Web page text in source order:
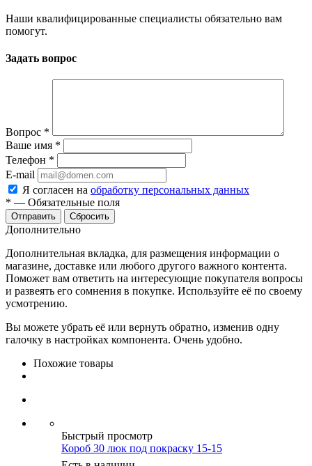
Наши квалифицированные специалисты обязательно вам
помогут.
Задать вопрос
Вопрос *
Ваше имя *
Телефон *
E-mail
Я согласен на обработку персональных данных
* — Обязательные поля
Сбросить
Дополнительно
Дополнительная вкладка, для размещения информации о
магазине, доставке или любого другого важного контента.
Поможет вам ответить на интересующие покупателя вопросы
и развеять его сомнения в покупке. Используйте её по своему
усмотрению.
Вы можете убрать её или вернуть обратно, изменив одну
галочку в настройках компонента. Очень удобно.
Похожие товары
Быстрый просмотр
Короб 30 люк под покраску 15-15